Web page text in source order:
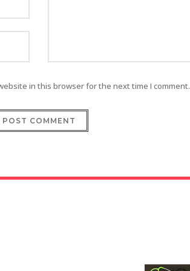
in this browser for the next time I comment.